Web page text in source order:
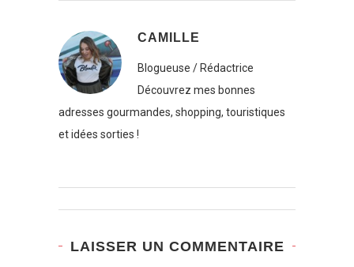
CAMILLE
Blogueuse / Rédactrice
Découvrez mes bonnes
adresses gourmandes, shopping, touristiques
et idées sorties !
LAISSER UN COMMENTAIRE